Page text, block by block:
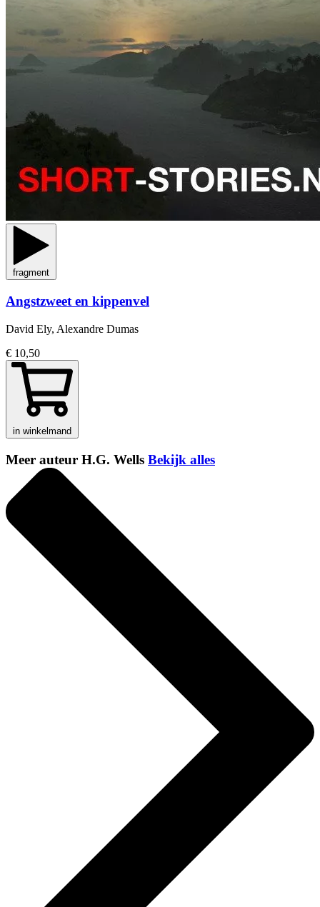
fragment
Angstzweet en kippenvel
David Ely, Alexandre Dumas
€ 10,50
in winkelmand
Meer auteur H.G. Wells Bekijk alles